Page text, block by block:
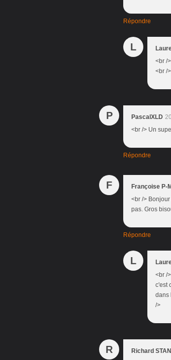
Répondre
L
<br /
<br /
P PascalXLD
<br /> Un
Répondre
F Françoise P-M
<br />
pas. Gros
Répondre
L
<br /
c'est
dans
/>
R Richard